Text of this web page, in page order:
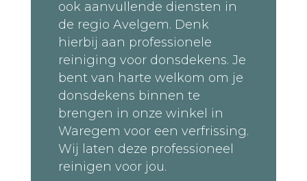
ook aanvullende diensten in
de regio Avelgem. Denk
hierbij aan professionele
reiniging voor donsdekens. Je
bent van harte welkom om je
donsdekens binnen te
brengen in onze winkel in
Waregem voor een verfrissing.
Wij laten deze professioneel
reinigen voor jou.